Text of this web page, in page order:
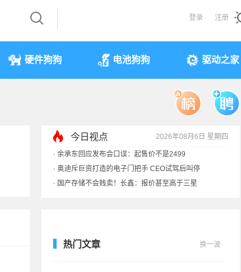
登录 注册
硬件狗狗 电池狗狗 驱动之家
今日视点 2026年08月6日 星期四
· 余承东回应发布会口误：起售价不是2499
· 奥迪斥巨资打造的电子门把手 CEO试驾后叫停
· 国产存储不会贱卖！长鑫：报价甚至高于三星
热门文章 换一波